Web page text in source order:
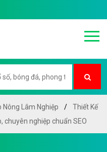
Nông Lâm Nghiệp
Thiết Kế
chuyên nghiệp chuẩn SEO